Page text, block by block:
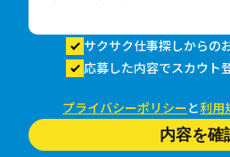
サクサク仕事探しからの
応募した内容でスカウト
プライバシーポリシーと利用
内容を確